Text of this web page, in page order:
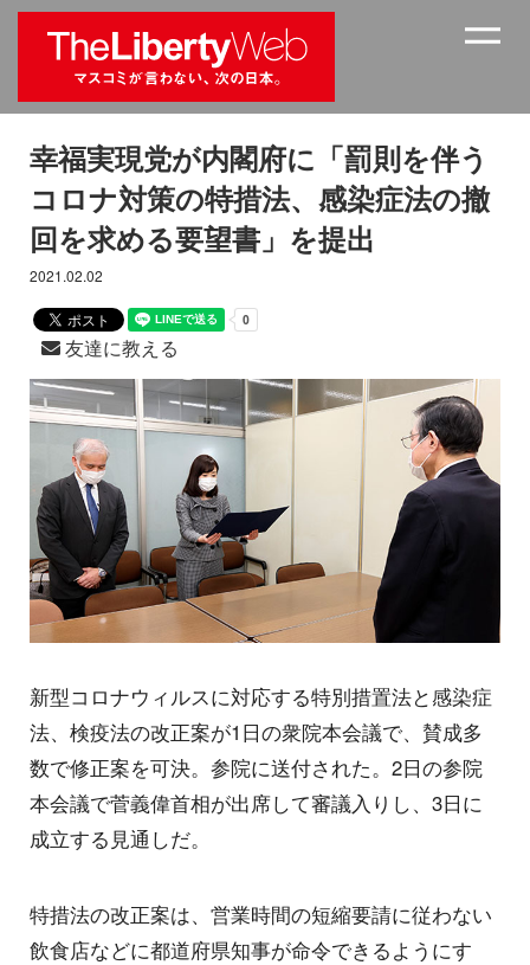
幸福実現党が内閣府に「罰則を伴う
コロナ対策の特措法、感染症法の撤
回を求める要望書」を提出
2021.02.02
友達に教える
新型コロナウィルスに対応する特別措置法と感染症
法、検疫法の改正案が1日の衆院本会議で、賛成多
数で修正案を可決。参院に送付された。2日の参院
本会議で菅義偉首相が出席して審議入りし、3日に
成立する見通しだ。
特措法の改正案は、営業時間の短縮要請に従わない
飲食店などに都道府県知事が命令できるようにす